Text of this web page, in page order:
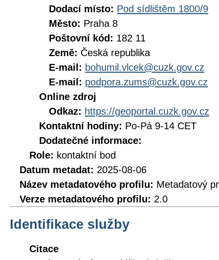
Dodací místo: Pod sídlištěm 1800/9
Město: Praha 8
Poštovní kód: 182 11
Země: Česká republika
E-mail: bohumil.vlcek@cuzk.gov.cz
E-mail: podpora.zums@cuzk.gov.cz
Online zdroj
Odkaz: https://geoportal.cuzk.gov.cz
Kontaktní hodiny: Po-Pá 9-14 CET
Dodatečné informace:
Role: kontaktní bod
Datum metadat: 2025-08-06
Název metadatového profilu: Metadatový
Verze metadatového profilu: 2.0
Identifikace služby
Citace